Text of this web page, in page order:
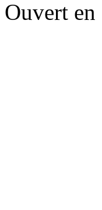
Ouvert